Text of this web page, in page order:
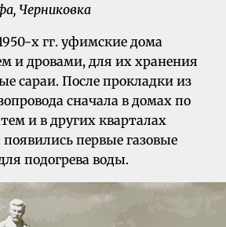
Черниковка
х гг. уфимские дома
и дровами, для их хранения
сараи. После прокладки из
сначала в домах по
и в других кварталах
появились первые газовые
подогрева воды.